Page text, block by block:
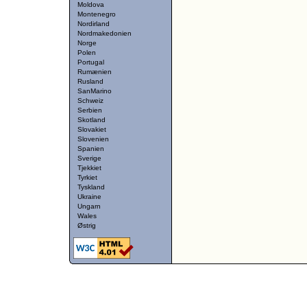
Moldova
Montenegro
Nordirland
Nordmakedonien
Norge
Polen
Portugal
Rumænien
Rusland
SanMarino
Schweiz
Serbien
Skotland
Slovakiet
Slovenien
Spanien
Sverige
Tjekkiet
Tyrkiet
Tyskland
Ukraine
Ungarn
Wales
Østrig